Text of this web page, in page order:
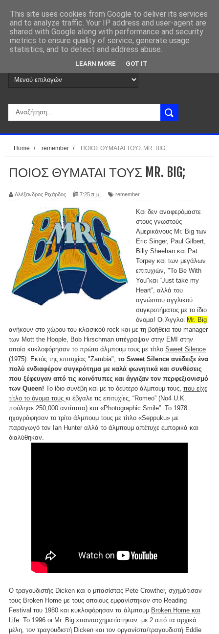
Home / remember / ΠΟΙΟΣ ΘΥΜΑΤΑΙ ΤΟΥΣ MR. BIG;
ΠΟΙΟΣ ΘΥΜΑΤΑΙ ΤΟΥΣ MR. BIG;
Αλέξανδρος Ριχάρδος 7:25 π.μ. remember
Και δεν αναφερόμαστε
στους γνωστούς
Αμερικάνους Mr. Big των
Eric Singer, Paul Gilbert,
Billy Sheehan και Pat
Torpey και των μεγάλων
επιτυχιών, "To Be With
You"και “Just take my
Heart”, αλλά του
αγνώστου αγγλικού
συγκροτήματος με το ίδιο
όνομα! Οι Άγγλοι Mr. Big
ανήκουν στο χώρου του κλασικού rock και με τη βοήθεια του manager
των Mott the Hoople, Bob Hirschman υπέγραψαν στην EMI στην
οποία κυκλοφόρησαν το πρώτο άλμπουμ τους με τίτλο Sweet Silence
(1975). Εκτός της επιτυχίας "Zambia", το Sweet Silence ανέδειξε ένα
πολύ ενδιαφέρον συγκρότημα με καλά φωνητικά και συνθέσεις
που ξέφευγαν από τις κοινότυπες και άγγιζαν τον περφεξιονισμό
των Queen! Το ίδιο συνέβη και με το δεύτερο άλμπουμ τους, που είχε
τίτλο το όνομα τους κι έβγαλε τις επιτυχίες, “Romeo” (No4 U.K.
πούλησε 250,000 αντίτυπα) και «Photographic Smile”. Το 1978
ηχογράφησαν το τρίτο άλμπουμ τους με τίτλο «Seppuku» με
παραγωγό τον Ian Hunter αλλά το άλμπουμ απέτυχε εμπορικά και
διαλύθηκαν.
Ο τραγουδιστής Dicken και ο μπασίστας Pete Crowther, σχημάτισαν
τους Broken Home με τους οποίους εμφανίστηκαν στο Reading
Festival του 1980 και κυκλοφόρησαν τα άλμπουμ Broken.Home και
Life . Το 1996 οι Mr. Big επανασχηματίστηκαν με 2 από τα αρχικά
μέλη, τον τραγουδιστή Dicken και τον οργανίστα/τραγουδιστή Eddie
This site uses cookies from Google to deliver its services
and to analyze traffic. Your IP address and user-agent are
shared with Google along with performance and security
metrics to ensure quality of service, generate usage
statistics, and to detect and address abuse.
LEARN MORE GOT IT